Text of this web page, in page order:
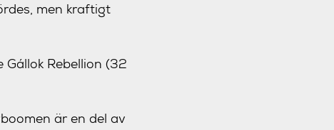
men kraftigt
Rebellion (32
är en del av